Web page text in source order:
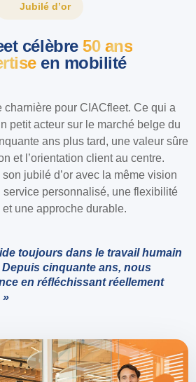
Jubilé d’or
célèbre50 ans
en mobilité
charnière pour CIACfleet. Ce qui a
petit acteur sur le marché belge du
ans plus tard, une valeur sûre
et l’orientation client au centre.
son jubilé d’or avec la même vision
service personnalisé, une flexibilité
une approche durable.
toujours dans le travail humain
cinquante ans, nous
en réfléchissant réellement
»